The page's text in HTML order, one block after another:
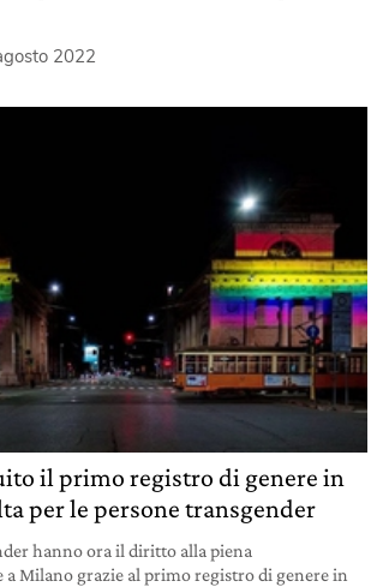
2022
il primo registro di genere in
per le persone transgender
hanno ora il diritto alla piena
Milano grazie al primo registro di genere in